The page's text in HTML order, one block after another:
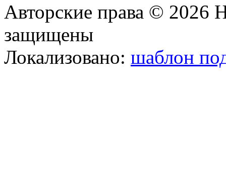
Авторские права © 2026
защищены
Локализовано: шаблон